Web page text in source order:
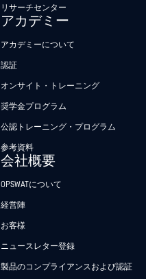
リサーチセンター
アカデミー
アカデミーについて
認証
オンサイト・トレーニング
奨学金プログラム
公認トレーニング・プログラム
参考資料
会社概要
OPSWATについて
経営陣
お客様
ニュースレター登録
製品のコンプライアンスおよび認証